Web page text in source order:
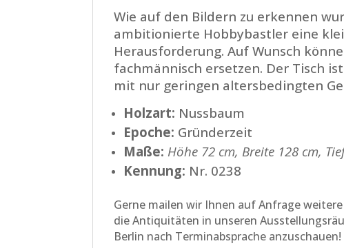
Wie auf den Bildern zu erkennen
ambitionierte Hobbybastler eine
Herausforderung. Auf Wunsch
fachmännisch ersetzen. Der Tisch
mit nur geringen altersbedingten
Holzart: Nussbaum
Epoche: Gründerzeit
Maße: Höhe 72 cm, Breite 128 cm,
Kennung: Nr. 0238
Gerne mailen wir Ihnen auf Anfrage
die Antiquitäten in unseren
Berlin nach Terminabsprache anzuschauen!